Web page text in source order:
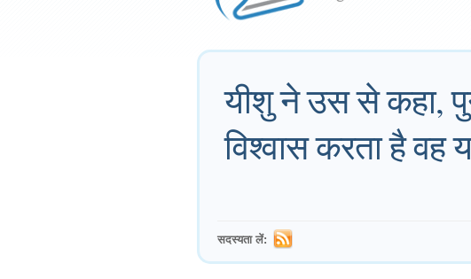
यीशु ने उस से कहा,
विश्वास करता है वह
सदस्यता लें: